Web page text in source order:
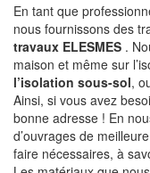
En tant que
nous fournissons des
travaux ELESMES .
maison et même sur
l’isolation sous-sol,
Ainsi, si vous avez
bonne adresse ! En
d’ouvrages de
faire nécessaires, à